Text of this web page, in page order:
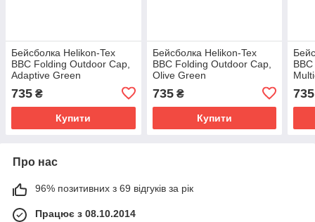
Бейсболка Helikon-Tex
BBC Folding Outdoor Cap,
Adaptive Green
735 ₴
Купити
Бейсболка Helikon-Tex
BBC Folding Outdoor Cap,
Olive Green
735₴
Купити
735
Про нас
96% позитивних з 69 відгуків за рік
Працює з 08.10.2014